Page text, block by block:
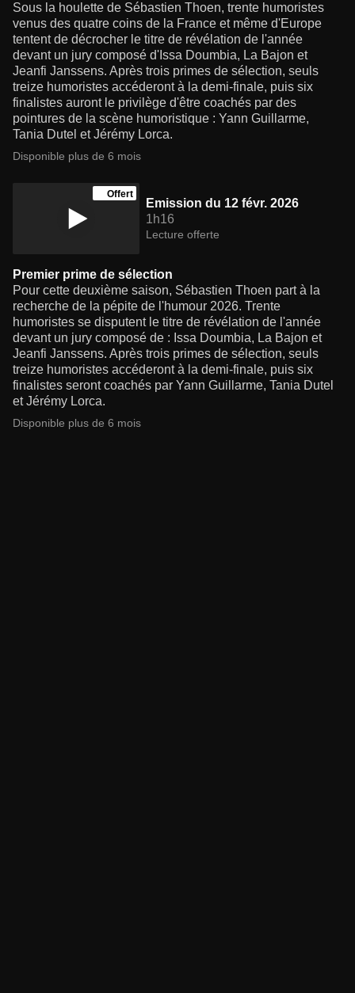
Sous la houlette de Sébastien Thoen, trente humoristes
venus des quatre coins de la France et même d'Europe
tentent de décrocher le titre de révélation de l'année
devant un jury composé d'Issa Doumbia, La Bajon et
Jeanfi Janssens. Après trois primes de sélection, seuls
treize humoristes accéderont à la demi-finale, puis six
finalistes auront le privilège d'être coachés par des
pointures de la scène humoristique : Yann Guillarme,
Tania Dutel et Jérémy Lorca.
Disponible plus de 6 mois
Offert
Emission du 12 févr. 2026
1h16
Lecture offerte
Premier prime de sélection
Pour cette deuxième saison, Sébastien Thoen part à la
recherche de la pépite de l'humour 2026. Trente
humoristes se disputent le titre de révélation de l'année
devant un jury composé de : Issa Doumbia, La Bajon et
Jeanfi Janssens. Après trois primes de sélection, seuls
treize humoristes accéderont à la demi-finale, puis six
finalistes seront coachés par Yann Guillarme, Tania Dutel
et Jérémy Lorca.
Disponible plus de 6 mois